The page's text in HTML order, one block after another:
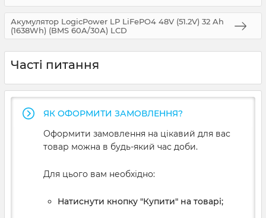
Акумулятор LogicPower LP LiFePO4 48V (51.2V) 32 Ah
(1638Wh) (BMS 60A/30А) LCD
Часті питання
ЯК ОФОРМИТИ ЗАМОВЛЕННЯ?
Оформити замовлення на цікавий для вас
товар можна в будь-який час доби.
Для цього вам необхідно:
Натиснути кнопку "Купити" на товарі;